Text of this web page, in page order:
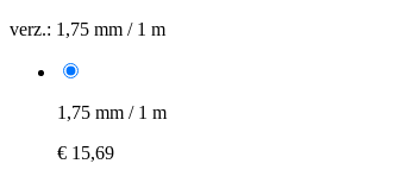
verz.: 1,75 mm / 1 m
1,75 mm / 1 m
€ 15,69